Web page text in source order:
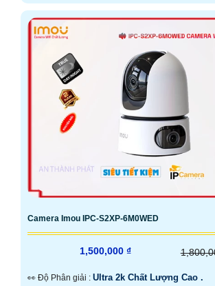
Camera Imou IPC-S2XP-6M0WED
1,500,000 ₫
️👀 Độ Phân giải : Ultra 2k Chất Lượng Cao .